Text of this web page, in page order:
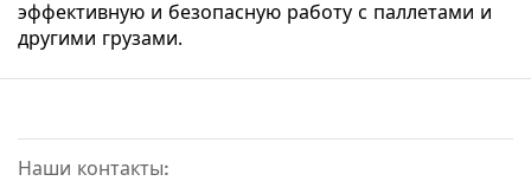
эффективную и безопасную работу с паллетами и
другими грузами.
Наши контакты: